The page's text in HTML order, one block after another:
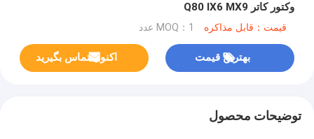
وکتور کاتر Q80 IX6 MX9
قیمت：قابل مذاکره MOQ：1 عدد
بهترین قیمت اکنون تماس بگیرید
توضیحات محصول